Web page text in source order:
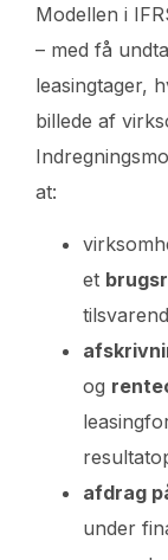
Modellen i
– med få
leasingtager,
billede af
at:
et
og
afdrag
under